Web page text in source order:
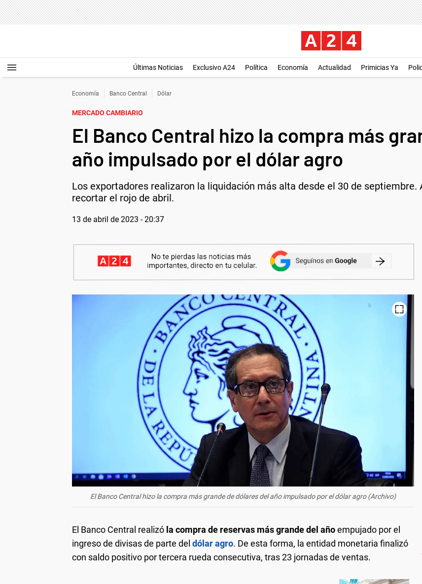
Últimas Noticias Exclusivo A24 Política Economía Actualidad Primicias Ya
Economía Banco Central Dólar
MERCADO CAMBIARIO
El Banco Central hizo la compra más
año impulsado por el dólar agro
Los exportadores realizaron la liquidación más alta desde el 30 de
recortar el rojo de abril.
13 de abril de 2023 - 20:37
El Banco Central hizo la compra más grande de dólares del año impulsado por el dólar agro (Archivo)
El Banco Central realizó la compra de reservas más grande del añoempujado por el
ingreso de divisas de parte del dólar agro. De esta forma, la entidad monetaria finalizó
con saldo positivo por tercera rueda consecutiva, tras 23 jornadas de ventas.